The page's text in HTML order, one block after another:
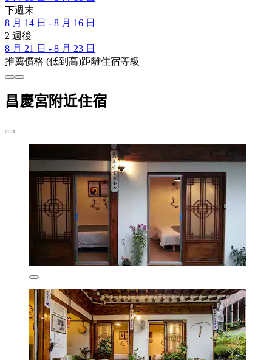
下週末
8 月 14 日 - 8 月 16 日
2 週後
8 月 21 日 - 8 月 23 日
推薦價格 (低到高)距離住宿等級
昌慶宮附近住宿